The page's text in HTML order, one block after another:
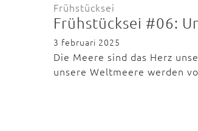
Frühstücksei
Frühstücksei #06:
3 februari 2025
Die Meere sind das Herz
unsere Weltmeere werden